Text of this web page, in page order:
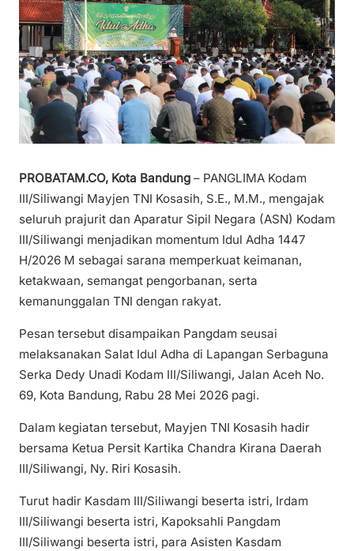
PROBATAM.CO, Kota Bandung – PANGLIMA Kodam
III/Siliwangi Mayjen TNI Kosasih, S.E., M.M., mengajak
seluruh prajurit dan Aparatur Sipil Negara (ASN) Kodam
III/Siliwangi menjadikan momentum Idul Adha 1447
H/2026 M sebagai sarana memperkuat keimanan,
ketakwaan, semangat pengorbanan, serta
kemanunggalan TNI dengan rakyat.
Pesan tersebut disampaikan Pangdam seusai
melaksanakan Salat Idul Adha di Lapangan Serbaguna
Serka Dedy Unadi Kodam III/Siliwangi, Jalan Aceh No.
69, Kota Bandung, Rabu 28 Mei 2026 pagi.
Dalam kegiatan tersebut, Mayjen TNI Kosasih hadir
bersama Ketua Persit Kartika Chandra Kirana Daerah
III/Siliwangi, Ny. Riri Kosasih.
Turut hadir Kasdam III/Siliwangi beserta istri, Irdam
III/Siliwangi beserta istri, Kapoksahli Pangdam
III/Siliwangi beserta istri, para Asisten Kasdam